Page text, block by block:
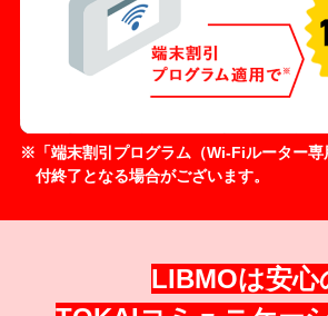
「端末割引プログラム（Wi-Fiルーター
付終了となる場合がございます。
LIBMOは安心